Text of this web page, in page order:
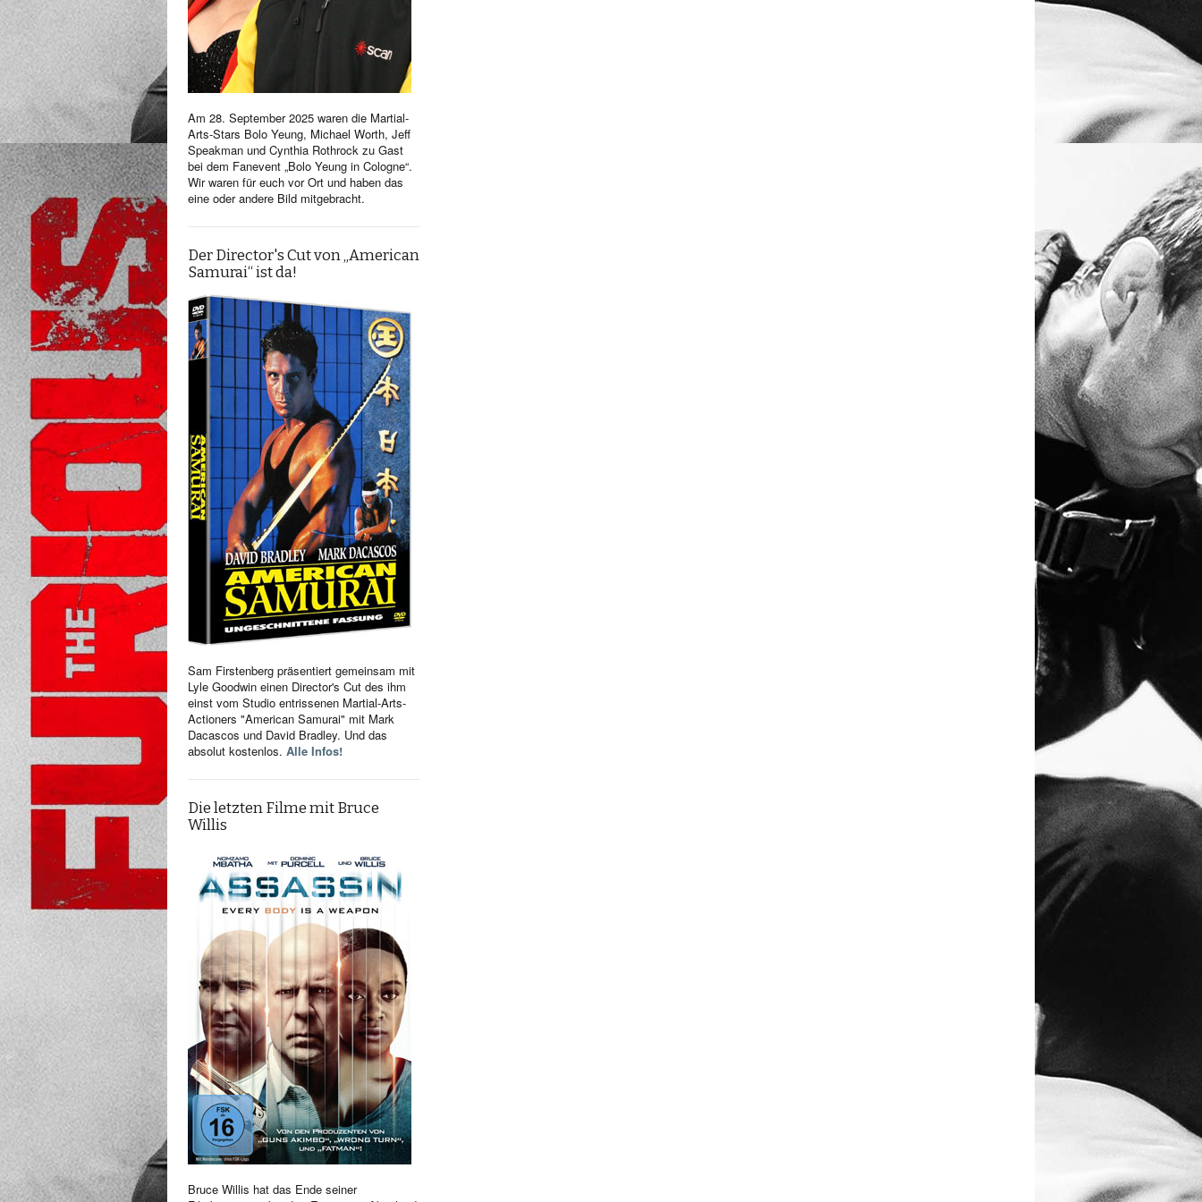
Am 28. September 2025 waren die Martial-
Arts-Stars Bolo Yeung, Michael Worth, Jeff
Speakman und Cynthia Rothrock zu Gast
bei dem Fanevent „Bolo Yeung in Cologne“.
Wir waren für euch vor Ort und haben das
eine oder andere Bild mitgebracht.
Der Director's Cut von „American
Samurai“ ist da!
Sam Firstenberg präsentiert gemeinsam mit
Lyle Goodwin einen Director's Cut des ihm
einst vom Studio entrissenen Martial-Arts-
Actioners "American Samurai" mit Mark
Dacascos und David Bradley. Und das
absolut kostenlos. Alle Infos!
Die letzten Filme mit Bruce
Willis
Bruce Willis hat das Ende seiner